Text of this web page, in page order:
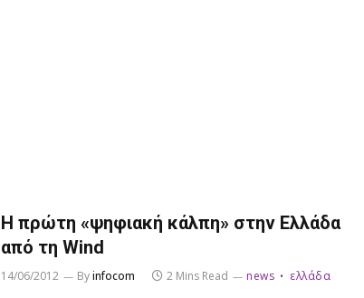
H πρώτη «ψηφιακή κάλπη» στην Ελλάδα
από τη Wind
14/06/2012 Byinfocom 2 Mins Read news ελλάδα